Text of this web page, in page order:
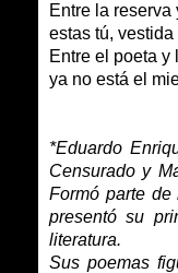
Entre la
estas tú,
Entre el poeta y
ya no está el
*Eduardo
Censurado y
Formó parte
presentó su
literatura.
Sus poemas